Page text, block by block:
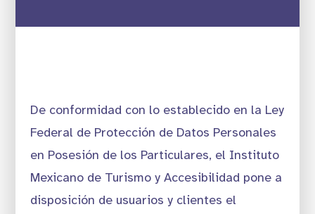
De conformidad con lo establecido en la Ley
Federal de Protección de Datos Personales
en Posesión de los Particulares, el Instituto
Mexicano de Turismo y Accesibilidad pone a
disposición de usuarios y clientes el